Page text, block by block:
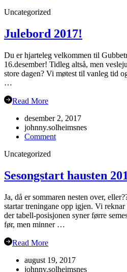
Uncategorized
Julebord 2017!
Du er hjarteleg velkommen til
16.desember! Tidleg altså, men
store dagen? Vi møtest til vanleg tid
…
Read More
desember 2, 2017
johnny.solheimsnes
Commenton
Uncategorized
Sesongstart hausten
Ja, då er sommaren nesten over,
startar treningane opp igjen. Vi
der tabell-posisjonen syner førre
før, men minner …
Read More
august 19, 2017
johnny.solheimsnes